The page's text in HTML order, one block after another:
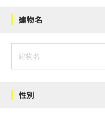
建物名
性別